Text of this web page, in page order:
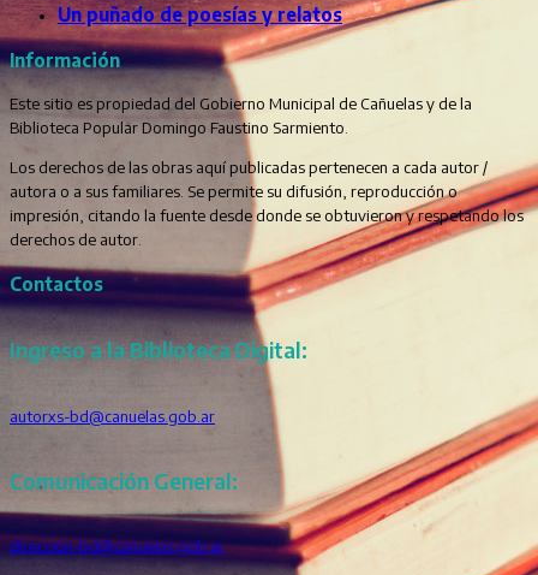
Un puñado de poesías y relatos
Información
Este sitio es propiedad del Gobierno Municipal de Cañuelas y de la
Biblioteca Popular Domingo Faustino Sarmiento.
Los derechos de las obras aquí publicadas pertenecen a cada autor /
autora o a sus familiares. Se permite su difusión, reproducción o
impresión, citando la fuente desde donde se obtuvieron y respetando los
derechos de autor.
Contactos
Ingreso a la Biblioteca Digital:
autorxs-bd@canuelas.gob.ar
Comunicación General:
direccion-bd@canuelas.gob.ar